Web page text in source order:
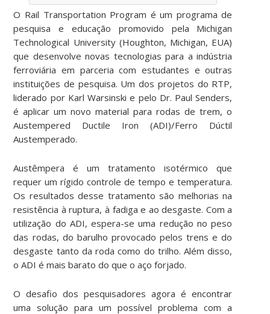
O Rail Transportation Program é um programa de
pesquisa e educação promovido pela Michigan
Technological University (Houghton, Michigan, EUA)
que desenvolve novas tecnologias para a indústria
ferroviária em parceria com estudantes e outras
instituições de pesquisa. Um dos projetos do RTP,
liderado por Karl Warsinski e pelo Dr. Paul Senders,
é aplicar um novo material para rodas de trem, o
Austempered Ductile Iron (ADI)/Ferro Dúctil
Austemperado.
Austêmpera é um tratamento isotérmico que
requer um rígido controle de tempo e temperatura.
Os resultados desse tratamento são melhorias na
resistência à ruptura, à fadiga e ao desgaste. Com a
utilização do ADI, espera-se uma redução no peso
das rodas, do barulho provocado pelos trens e do
desgaste tanto da roda como do trilho. Além disso,
o ADI é mais barato do que o aço forjado.
O desafio dos pesquisadores agora é encontrar
uma solução para um possível problema com a